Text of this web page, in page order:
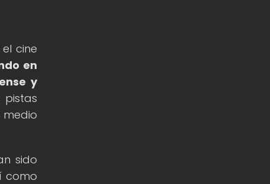
cine
en
y
sido
como